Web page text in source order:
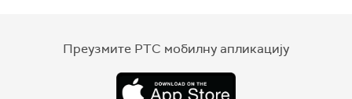
Преузмите РТС мобилну апликацију